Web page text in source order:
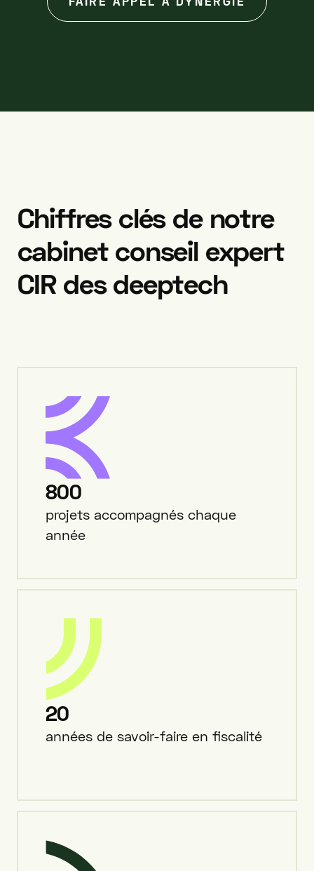
Chiffres clés de notre
cabinet conseil expert
CIR des deeptech
800
projets accompagnés chaque
année
20
années de savoir-faire en fiscalité